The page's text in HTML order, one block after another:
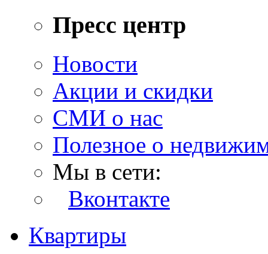
Пресс центр
Новости
Акции и скидки
СМИ о нас
Полезное о
Мы в сети:
Вконтакте
Квартиры